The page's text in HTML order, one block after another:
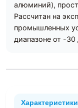
алюминий),
Рассчитан на
промышленных
диапазоне от -30
Характеристики